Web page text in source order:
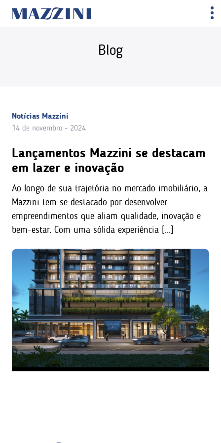
Blog
Notícias Mazzini
14 de novembro - 2024
Lançamentos Mazzini se destacam
em lazer e inovação
Ao longo de sua trajetória no mercado imobiliário, a
Mazzini tem se destacado por desenvolver
empreendimentos que aliam qualidade, inovação e
bem-estar. Com uma sólida experiência [...]